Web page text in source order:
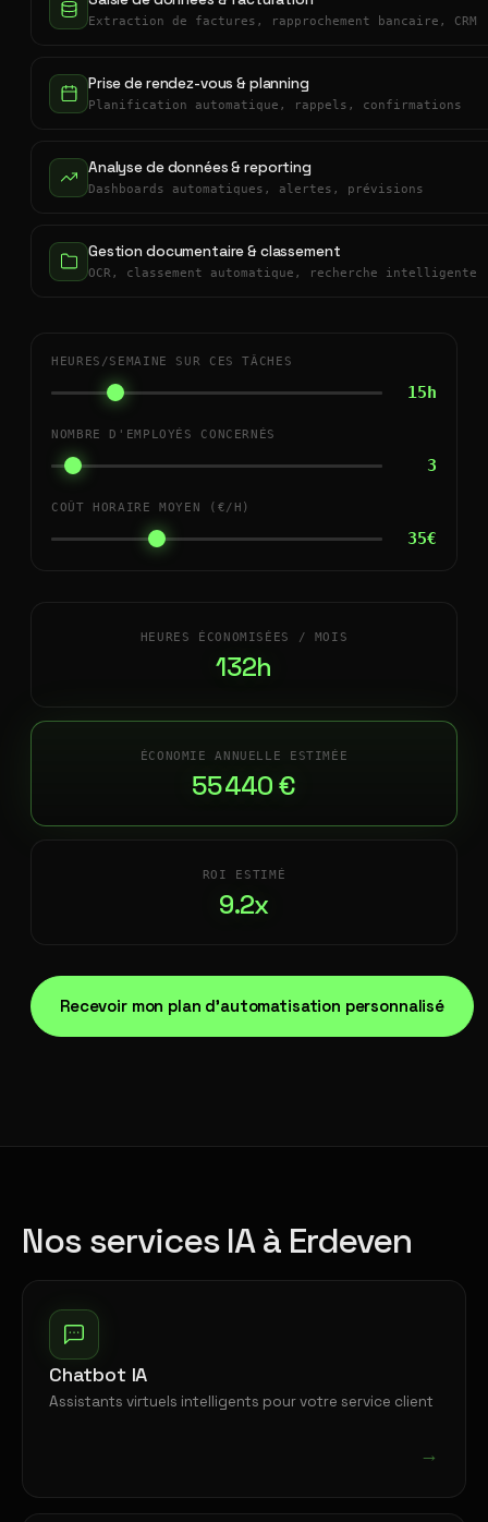
Extraction de factures, rapprochement bancaire, CRM
Prise de rendez-vous & planning
Planification automatique, rappels, confirmations
Analyse de données & reporting
Dashboards automatiques, alertes, prévisions
Gestion documentaire & classement
OCR, classement automatique, recherche intelligente
HEURES/SEMAINE SUR CES TÂCHES
15h
NOMBRE D'EMPLOYÉS CONCERNÉS
3
COÛT HORAIRE MOYEN (€/H)
35€
HEURES ÉCONOMISÉES / MOIS
132h
ÉCONOMIE ANNUELLE ESTIMÉE
55 440 €
ROI ESTIMÉ
9.2x
Recevoir mon plan d'automatisation personnalisé
Nos services IA à Erdeven
Chatbot IA
Assistants virtuels intelligents pour votre service client
→